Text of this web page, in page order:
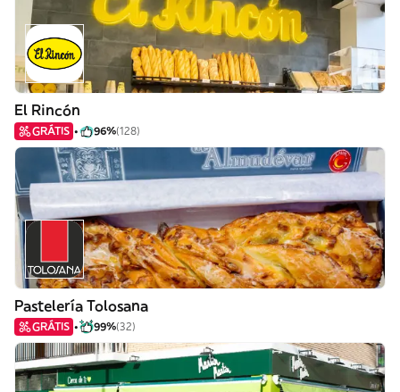
El Rincón
GRÁTIS 96%(128)
Pastelería Tolosana
GRÁTIS 99%(32)